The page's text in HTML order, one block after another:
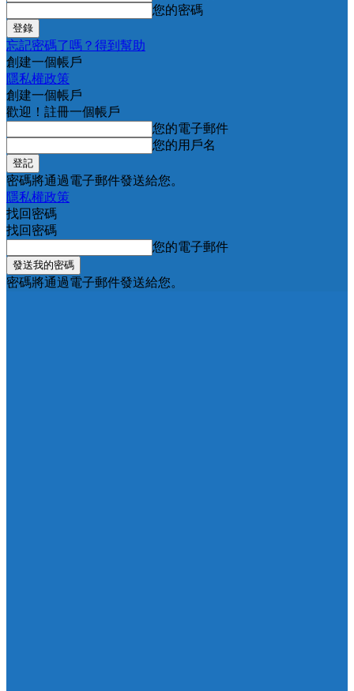
您的密碼
忘記密碼了嗎？得到幫助
創建一個帳戶
隱私權政策
創建一個帳戶
歡迎！註冊一個帳戶
您的電子郵件
您的用戶名
密碼將通過電子郵件發送給您。
隱私權政策
找回密碼
找回密碼
您的電子郵件
密碼將通過電子郵件發送給您。